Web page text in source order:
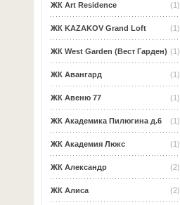
(1)
ЖК Art Residence
(1)
ЖК KAZAKOV Grand Loft
(1)
ЖК West Garden (Вест Гарден)
(1)
ЖК Авангард
(1)
ЖК Авеню 77
(1)
ЖК Академика Пилюгина д.6
(1)
ЖК Академия Люкс
(2)
ЖК Александр
(2)
ЖК Алиса